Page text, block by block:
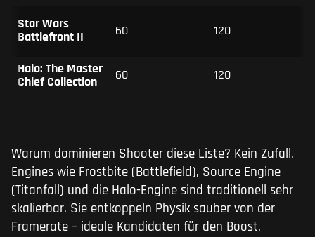
Star Wars
Battlefront II
60 120
Halo: The Master
Chief Collection
60 120
Warum dominieren Shooter diese Liste? Kein Zufall.
Engines wie Frostbite (Battlefield), Source Engine
(Titanfall) und die Halo-Engine sind traditionell sehr
skalierbar. Sie entkoppeln Physik sauber von der
Framerate – ideale Kandidaten für den Boost.